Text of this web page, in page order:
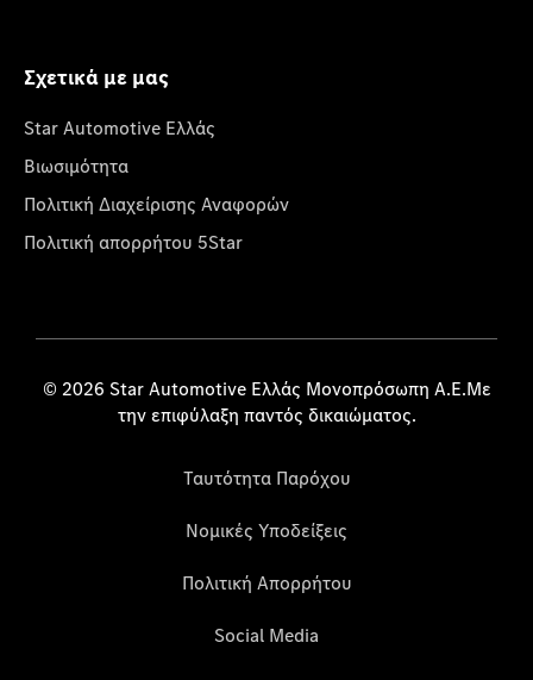
Σχετικά με μας
Star Automotive Ελλάς
Βιωσιμότητα
Πολιτική Διαχείρισης Αναφορών
Πολιτική απορρήτου 5Star
© 2026 Star Automotive Ελλάς Μονοπρόσωπη Α.Ε.Με
την επιφύλαξη παντός δικαιώματος.
Ταυτότητα Παρόχου
Νομικές Υποδείξεις
Πολιτική Απορρήτου
Social Media